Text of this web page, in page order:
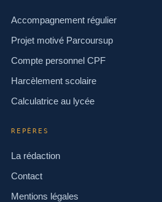
Accompagnement régulier
Projet motivé Parcoursup
Compte personnel CPF
Harcèlement scolaire
Calculatrice au lycée
REPÈRES
La rédaction
Contact
Mentions légales